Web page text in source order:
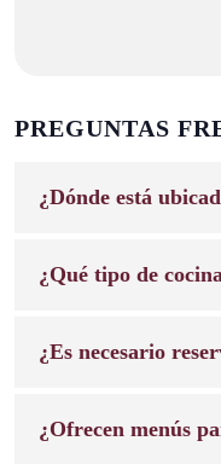
PREGUNTAS
¿Dónde está
¿Qué tipo de
¿Es necesario
¿Ofrecen menús